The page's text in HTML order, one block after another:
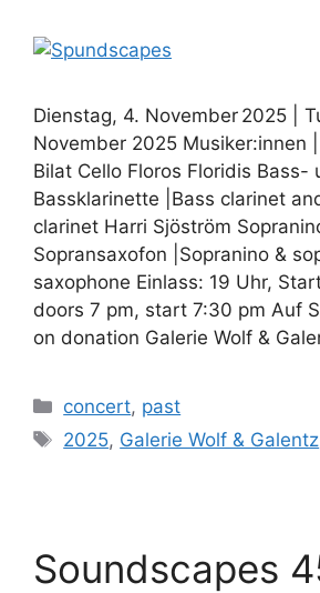
Dienstag, 4. November 2025 |
November 2025 Musiker:innen
Bilat Cello Floros Floridis Bass-
Bassklarinette |Bass clarinet
clarinet Harri Sjöström
Sopransaxofon |Sopranino &
saxophone Einlass: 19 Uhr,
doors 7 pm, start 7:30 pm Auf
on donation Galerie Wolf &
Kategorien
concert, past
Schlagwörter
2025, Galerie Wolf & Galentz
Soundscapes